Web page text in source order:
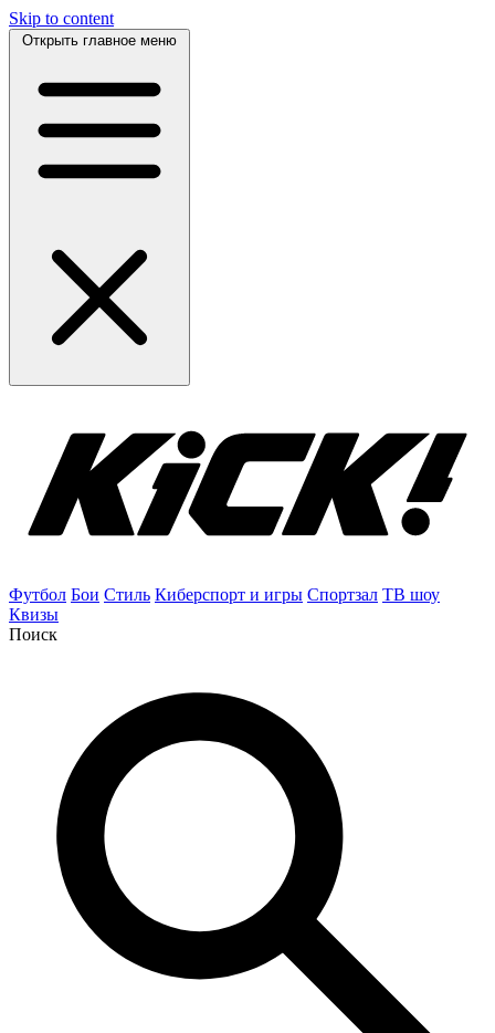
Skip to content
Открыть главное меню
Футбол Бои Стиль Киберспорт и игры Спортзал ТВ шоу
Квизы
Поиск